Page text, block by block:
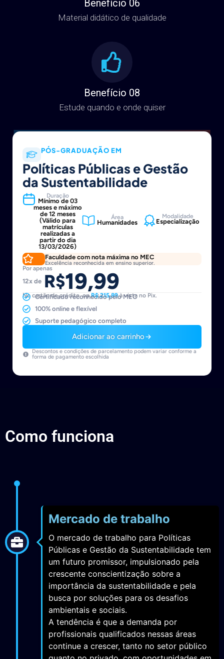
Benefício 06
Material didático de qualidade
Benefício 08
Estude quando e onde quiser
PÓS-GRADUAÇÃO EM
Políticas Públicas e Gestão
da Sustentabilidade
Duração
Mínimo de 03
meses e máximo
de 12 meses
(Válido para
matrículas
realizadas a
partir do dia
13/03/2026)
Área
Humanidades
Modalidade
Especialização
Faculdade com nota máxima no MEC
Excelência reconhecida em ensino superior.
Por apenas
12x de R$19,99
No cartão de crédito, ouR$ 215,89à vista no Pix.
Certificado reconhecido pelo MEC
100% online e flexível
Suporte pedagógico completo
Adicionar ao carrinho
Descontos e condições de parcelamento podem variar conforme a
forma de pagamento escolhida
Como funciona
Mercado de trabalho
O mercado de trabalho para Políticas
Públicas e Gestão da Sustentabilidade tem
um futuro promissor, impulsionado pela
crescente conscientização sobre a
importância da sustentabilidade e pela
busca por soluções para os desafios
ambientais e sociais.
A tendência é que a demanda por
profissionais qualificados nessas áreas
continue a crescer, tanto no setor público